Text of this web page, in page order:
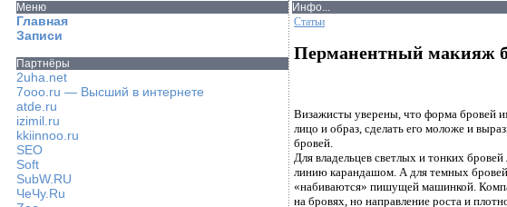
Меню
Главная
Записи
Партнёры
2uha.net
7ooo.ru — Высший в интернете
atde.ru
izimil.ru
kkiinnoo.ru
SEO
Soft
SubW.RU
ЧеЧу.Ru
Инфо...
Статьи
Перманентный макияж
Визажисты уверены, что форма бровей
лицо и образ, сделать его моложе и
бровей.
Для владельцев светлых и тонких
линию карандашом. А для темных бровей
«набиваются» пишущей машинкой.
на бровях, но направление роста и